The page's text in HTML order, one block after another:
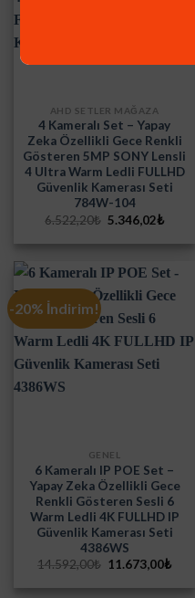
AHD SETLER MAĞAZA
4 Kameralı Set – Yapay
Zeka Özellikli Gece Renkli
Gösteren 5MP SONY Lensli
4 Ultra Warm Ledli FULLHD
Güvenlik Kamerası Seti
784W-104
6.522,20₺ Orijinal
6.522,20₺.
5.346,02₺Şu
fiyat:
-20% İndirim!
GENEL
6 Kameralı IP POE Set –
Yapay Zeka Özellikli Gece
Renkli Gösteren Sesli 6
Warm Ledli 4K FULLHD IP
Güvenlik Kamerası Seti
4386WS
14.592,00₺ Orijinal
14.592,00₺.
11.673,00₺Şu
fiyat: